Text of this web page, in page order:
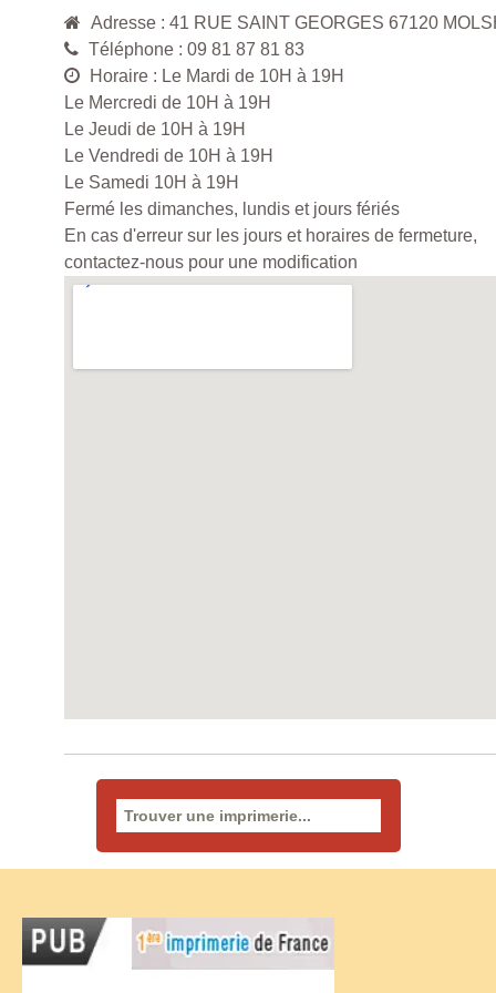
Adresse : 41 RUE SAINT GEORGES 67120
Téléphone : 09 81 87 81 83
Horaire : Le Mardi de 10H à 19H
Le Mercredi de 10H à 19H
Le Jeudi de 10H à 19H
Le Vendredi de 10H à 19H
Le Samedi 10H à 19H
Fermé les dimanches, lundis et jours fériés
En cas d'erreur sur les jours et horaires de fermeture,
contactez-nous pour une modification
Rechercher